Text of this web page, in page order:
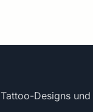
Designs und